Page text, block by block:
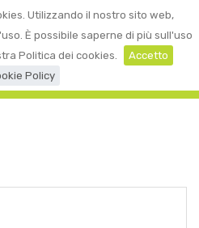
Utilizzando il nostro sito web,
È possibile saperne di più sull'uso
Politica dei cookies.
Accetto
Policy
0